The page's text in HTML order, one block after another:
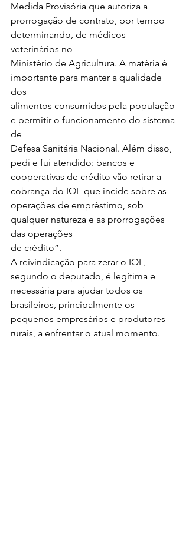
Medida Provisória que autoriza a
prorrogação de contrato, por tempo
determinando, de médicos
veterinários no
Ministério de Agricultura. A matéria é
importante para manter a qualidade
dos
alimentos consumidos pela população
e permitir o funcionamento do sistema
de
Defesa Sanitária Nacional. Além disso,
pedi e fui atendido: bancos e
cooperativas de crédito vão retirar a
cobrança do IOF que incide sobre as
operações de empréstimo, sob
qualquer natureza e as prorrogações
das operações
de crédito”.
A reivindicação para zerar o IOF,
segundo o deputado, é legítima e
necessária para ajudar todos os
brasileiros, principalmente os
pequenos empresários e produtores
rurais, a enfrentar o atual momento.